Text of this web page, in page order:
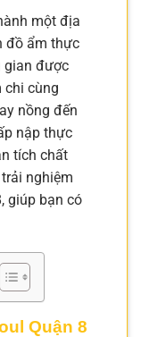
một địa
đồ ẩm thực
gian được
chi cùng
nồng đến
nập thực
tích chất
nghiệm
giúp bạn có
Quận 8